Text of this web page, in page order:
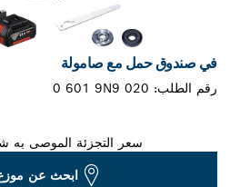
في صندوق حمل مع صامولة
رقم الطلب:0 601 9N9 020
سعر التجزئة الموصى به
ابحث عن موزع